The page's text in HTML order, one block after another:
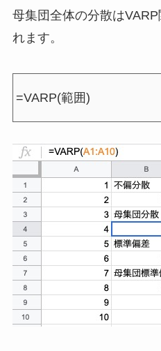
母集団全体の分散は
れます。
=VARP(範囲)